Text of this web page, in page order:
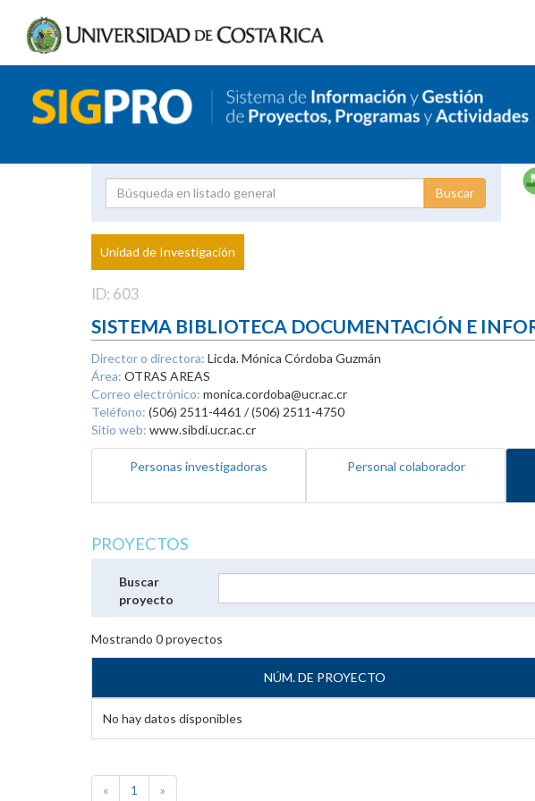
Proyecto
Investigador
Unidad de Investigación
ID: 603
SISTEMA BIBLIOTECA DOCUMENTACIÓN E
Director o directora: Licda. Mónica Córdoba Guzmán
Área: OTRAS AREAS
Correo electrónico: monica.cordoba@ucr.ac.cr
Teléfono: (506) 2511-4461 / (506) 2511-4750
Sitio web: www.sibdi.ucr.ac.cr
Personas investigadoras Personal colaborador
PROYECTOS
Buscar
proyecto
Mostrando 0proyectos
NÚM. DE PROYECTO
No hay datos disponibles
« 1 »